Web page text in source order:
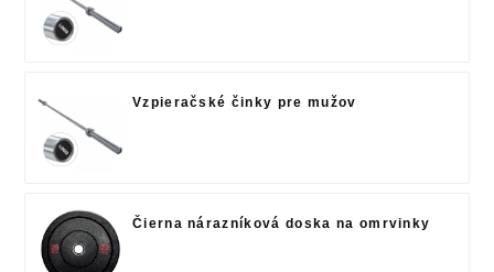
Vzpieračské činky pre mužov
Čierna nárazníková doska na omrvinky